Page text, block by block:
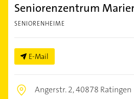
Seniorenzentrum
SENIORENHEIME
E-Mail
Angerstr. 2,40878 Ratingen